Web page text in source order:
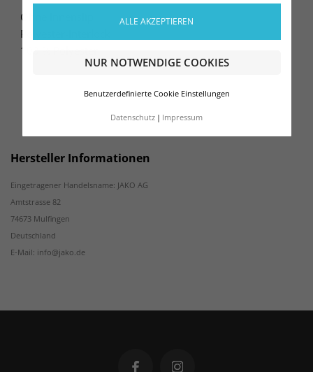
ALLE AKZEPTIEREN
NUR NOTWENDIGE COOKIES
Benutzerdefinierte Cookie Einstellungen
Datenschutz Impressum
Ohne Innenslip
Polyester-Interlock
100 % Polyester
Hersteller Informationen
Eingetragener Handelsname: JAKO AG
Amtstrasse 82
74673 Mulfingen
Deutschland
E-Mail: info@jako.de